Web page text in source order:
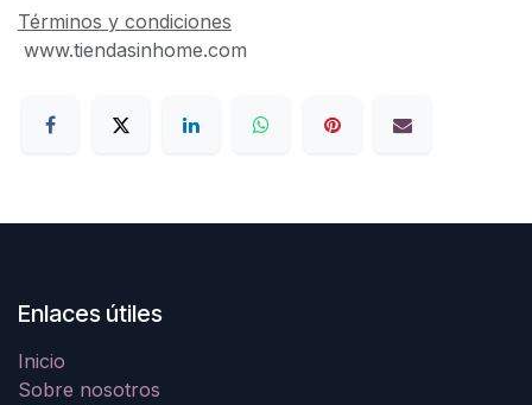
Términos y condiciones
www.tiendasinhome.com
Enlaces útiles
Inicio
Sobre nosotros